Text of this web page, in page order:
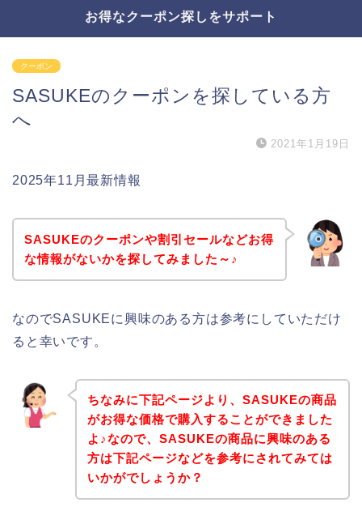
お得なクーポン探しをサポート
クーポン
SASUKEのクーポンを探している方
へ
2021年1月19日
2025年11月最新情報
SASUKEのクーポンや割引セールなどお得
な情報がないかを探してみました～♪
なのでSASUKEに興味のある方は参考にしていただけ
ると幸いです。
ちなみに下記ページより、SASUKEの商品
がお得な価格で購入することができました
よ♪なので、SASUKEの商品に興味のある
方は下記ページなどを参考にされてみては
いかがでしょうか？